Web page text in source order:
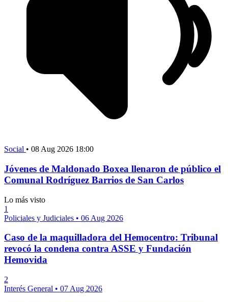
Social • 08 Aug 2026 18:00
Jóvenes de Maldonado Boxea llenaron de público el
Comunal Rodríguez Barrios de San Carlos
Lo más visto
1
Policiales y Judiciales • 06 Aug 2026
Caso de la maquilladora del Hemocentro: Tribunal
revocó la condena contra ASSE y Fundación
Hemovida
2
Interés General • 07 Aug 2026